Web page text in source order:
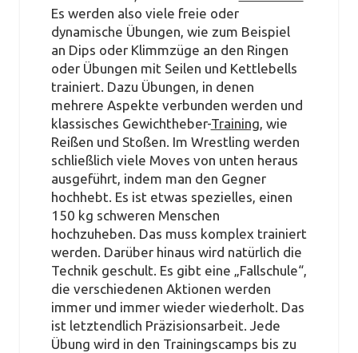
Es werden also viele freie oder
dynamische Übungen, wie zum Beispiel
an Dips oder Klimmzüge an den Ringen
oder Übungen mit Seilen und Kettlebells
trainiert. Dazu Übungen, in denen
mehrere Aspekte verbunden werden und
klassisches Gewichtheber-Training, wie
Reißen und Stoßen. Im Wrestling werden
schließlich viele Moves von unten heraus
ausgeführt, indem man den Gegner
hochhebt. Es ist etwas spezielles, einen
150 kg schweren Menschen
hochzuheben. Das muss komplex trainiert
werden. Darüber hinaus wird natürlich die
Technik geschult. Es gibt eine „Fallschule“,
die verschiedenen Aktionen werden
immer und immer wieder wiederholt. Das
ist letztendlich Präzisionsarbeit. Jede
Übung wird in den Trainingscamps bis zu